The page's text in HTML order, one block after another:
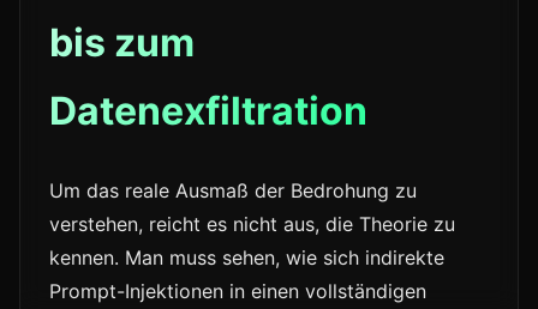
bis zum
Datenexfiltration
Um das reale Ausmaß der Bedrohung zu
verstehen, reicht es nicht aus, die Theorie zu
kennen. Man muss sehen, wie sich indirekte
Prompt-Injektionen in einen vollständigen